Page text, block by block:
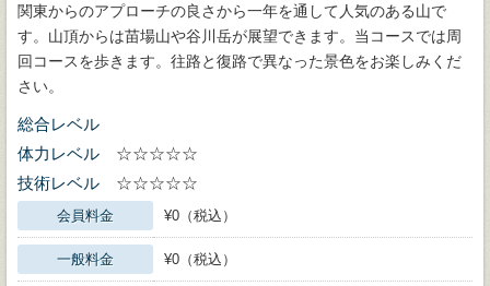
関東からのアプローチの良さから一年を通して人気のある山で
す。山頂からは苗場山や谷川岳が展望できます。当コースでは周
回コースを歩きます。往路と復路で異なった景色をお楽しみくだ
さい。
総合レベル
体力レベル
☆☆☆☆☆
技術レベル
☆☆☆☆☆
会員料金 ¥0（税込）
一般料金 ¥0（税込）